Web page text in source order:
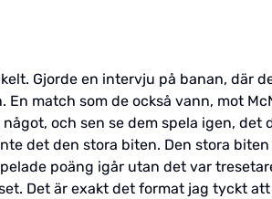
Gjorde en intervju på banan, där
match som de också vann, mot
och sen se dem spela igen,
det den stora biten. Den stora
poäng igår utan det var
Det är exakt det format jag tyckt